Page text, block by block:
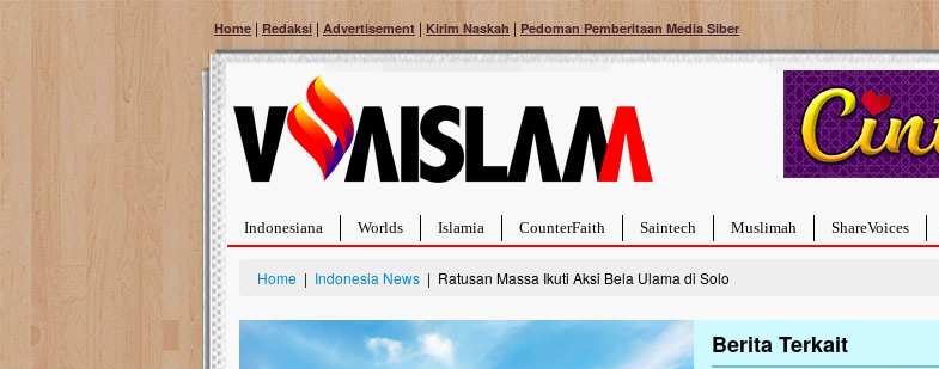
Home | Redaksi | Advertisement | Kirim Naskah | Pedoman Pemberitaan Media Siber
Indonesiana Worlds Islamia CounterFaith Saintech Muslimah ShareVoices
Home | Indonesia News | Ratusan Massa Ikuti Aksi Bela Ulama di Solo
Berita Terkait